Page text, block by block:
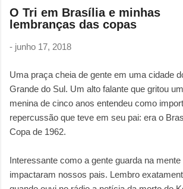
O Tri em Brasília e minhas
lembranças das copas
- junho 17, 2018
Uma praça cheia de gente em uma cidade
Grande do Sul. Um alto falante que gritou
menina de cinco anos entendeu como
repercussão que teve em seu pai: era o
Copa de 1962.
Interessante como a gente guarda na
impactaram nossos pais. Lembro